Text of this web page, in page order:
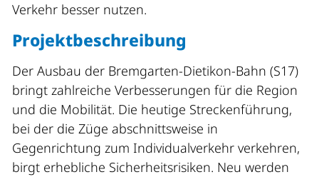
Verkehr besser nutzen.
Projektbeschreibung
Der Ausbau der Bremgarten-Dietikon-Bahn (S17)
bringt zahlreiche Verbesserungen für die Region
und die Mobilität. Die heutige Streckenführung,
bei der die Züge abschnittsweise in
Gegenrichtung zum Individualverkehr verkehren,
birgt erhebliche Sicherheitsrisiken. Neu werden